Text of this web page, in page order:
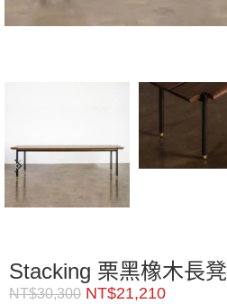
Stacking 栗黑橡木長凳
NT$30,300 NT$21,210